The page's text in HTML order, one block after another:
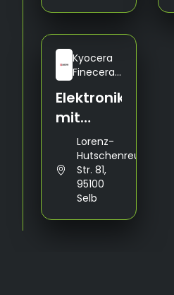
Kyocera
Fineceramics
GmbH
Elektroniker
mit
Fachrichtung
Betriebstechnik
(m/w/d)
Lorenz-
Hutschenreuther-
Str. 81,
95100
Selb